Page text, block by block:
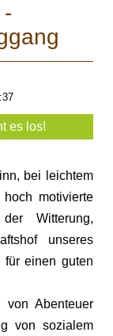
es los!
bei leichtem
motivierte
Witterung,
unseres
für einen guten
Abenteuer
von sozialem